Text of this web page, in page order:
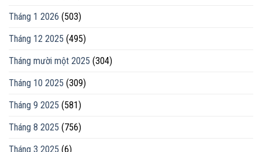
Tháng 1 2026 (503)
Tháng 12 2025 (495)
Tháng mười một 2025 (304)
Tháng 10 2025 (309)
Tháng 9 2025 (581)
Tháng 8 2025 (756)
Tháng 3 2025 (6)